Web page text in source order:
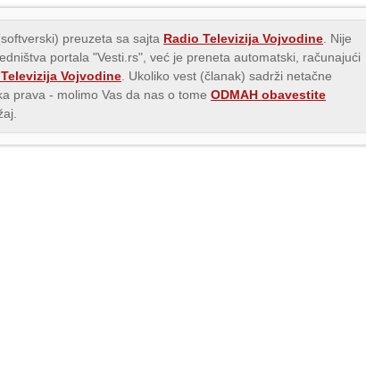
preuzeta sa sajta Radio Televizija Vojvodine . Nije
portala "Vesti.rs", već je preneta automatski, računajući
Vojvodine . Ukoliko vest (članak) sadrži netačne
prava - molimo Vas da nas o tome ODMAH obavestite